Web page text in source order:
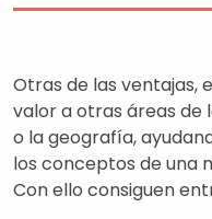
Otras de las ventajas,
valor a otras áreas de
o la geografía,
los conceptos de una
Con ello consiguen